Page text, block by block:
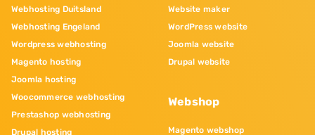
Webhosting Duitsland
Webhosting Engeland
Wordpress webhosting
Magento hosting
Joomla hosting
Woocommerce webhosting
Prestashop webhosting
Drupal hosting
Website maker
WordPress website
Joomla website
Drupal website
Webshop
Magento webshop